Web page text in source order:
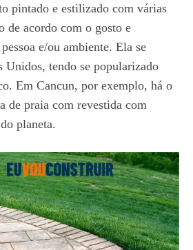
pintado e estilizado com várias
de acordo com o gosto e
e/ou ambiente. Ela se
Unidos, tendo se popularizado
Em Cancun, por exemplo, há o
de praia com revestida com
planeta.